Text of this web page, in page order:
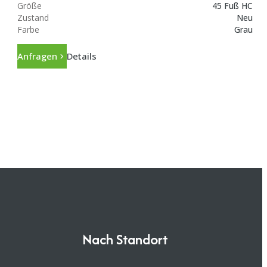
Größe
45 Fuß HC
Zustand
Neu
Farbe
Grau
Anfragen Details
Nach Standort